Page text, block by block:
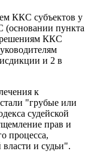
ККС субъектов у
пункта
решениям ККС
и 2 в
к
"грубые или
судейской
прав и
процесса,
и судьи".